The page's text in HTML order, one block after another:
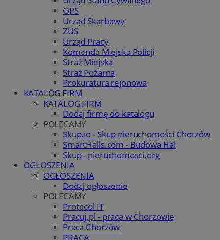
OPS
Urząd Skarbowy
ZUS
Urząd Pracy
Komenda Miejska Policji
Straż Miejska
Straż Pożarna
Prokuratura rejonowa
KATALOG FIRM
KATALOG FIRM
Dodaj firmę do katalogu
POLECAMY
Skup.io - Skup nieruchomości Chorzów
SmartHalls.com - Budowa Hal
Skup - nieruchomosci.org
OGŁOSZENIA
OGŁOSZENIA
Dodaj ogłoszenie
POLECAMY
Protocol IT
Pracuj.pl - praca w Chorzowie
Praca Chorzów
PRACA